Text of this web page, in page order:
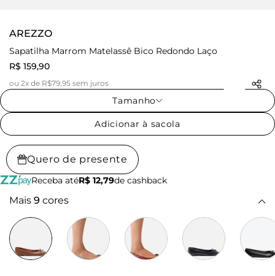
AREZZO
Sapatilha Marrom Matelassê Bico Redondo Laço
R$ 159,90
ou 2x de R$79,95 sem juros
Tamanho
Adicionar à sacola
Quero de presente
Receba atéR$ 12,79de cashback
Mais 9 cores